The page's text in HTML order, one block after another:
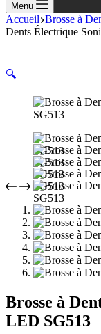
Menu
Accueil Brosse à
Dents Électrique
🔍
Brosse à
LED SG513